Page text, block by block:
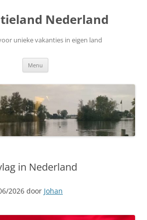
Nederland
unieke vakanties in eigen land
Menu
in Nederland
2026 door Johan